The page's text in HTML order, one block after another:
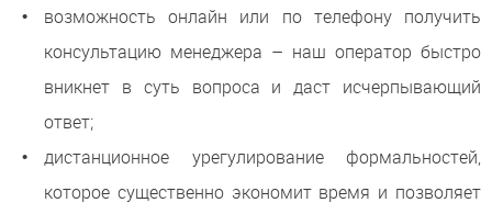
возможность онлайн или по телефону получить
консультацию менеджера – наш оператор быстро
вникнет в суть вопроса и даст исчерпывающий
ответ;
дистанционное урегулирование формальностей,
которое существенно экономит время и позволяет